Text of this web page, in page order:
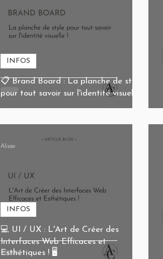
📋 Brand Board : La planche de style
pour tout savoir sur l'identité visuelle !
INFOS
💻 UI / UX : L'Art de Créer des
Interfaces Web Efficaces et
Esthétiques ! 🖥️
INFOS
Alizée